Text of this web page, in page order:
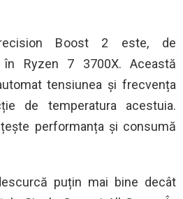
Boost 2 este, de
în Ryzen 7 3700X. Această
tensiunea și frecvența
de temperatura acestuia.
performanța și consumă
puțin mai bine decât